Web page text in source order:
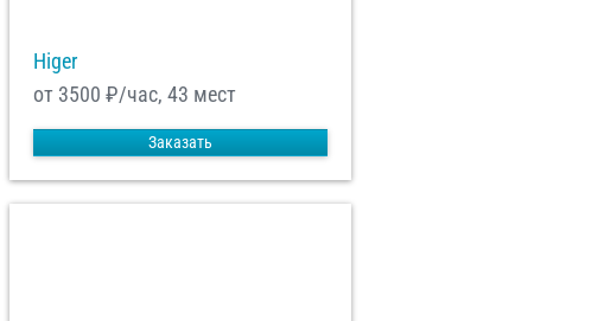
Higer
от 3500 ₽/час, 43 мест
Заказать